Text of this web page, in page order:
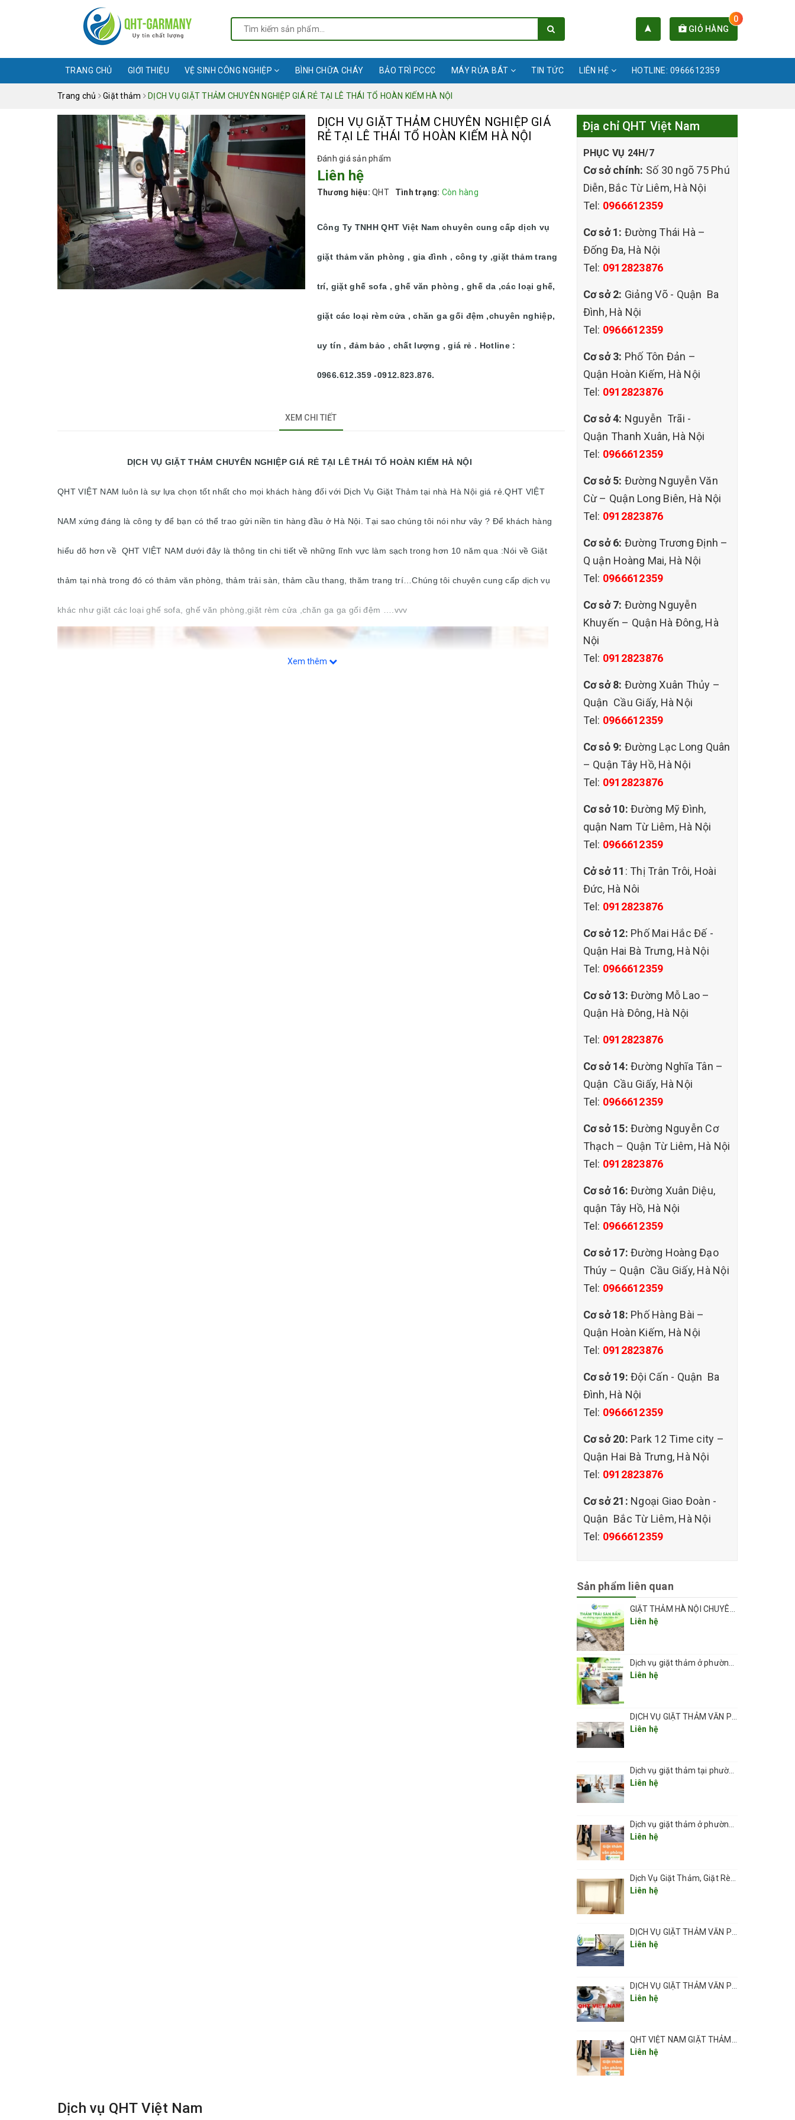
GIỎ HÀNG
0
TRANG CHỦ GIỚI THIỆU VỆ SINH CÔNG NGHIỆP BÌNH CHỮA CHÁY BẢO TRÌ PCCC MÁY RỬA BÁT TIN TỨC LIÊN HỆ HOTLINE: 0966612359
Trang chủ Giặt thảm DỊCH VỤ GIẶT THẢM CHUYÊN NGHIỆP GIÁ RẺ TẠI LÊ THÁI TỔ HOÀN KIẾM HÀ NỘI
DỊCH VỤ GIẶT THẢM CHUYÊN NGHIỆP GIÁ
RẺ TẠI LÊ THÁI TỔ HOÀN KIẾM HÀ NỘI
Đánh giá sản phẩm
Liên hệ
Thương hiệu: QHT Tình trạng: Còn hàng
Công Ty TNHH QHT Việt Nam chuyên cung cấp dịch vụ
giặt thảm văn phòng , gia đình , công ty ,giặt thảm trang
trí, giặt ghế sofa , ghế văn phòng , ghế da ,các loại ghế,
giặt các loại rèm cửa , chăn ga gối đệm ,chuyên nghiệp,
uy tín , đảm bảo , chất lượng , giá rẻ . Hotline :
0966.612.359 -0912.823.876.
XEM CHI TIẾT
DỊCH VỤ GIẶT THẢM CHUYÊN NGHIỆP GIÁ RẺ TẠI LÊ THÁI TỔ HOÀN KIẾM HÀ NỘI
QHT VIỆT NAM luôn là sự lựa chọn tốt nhất cho mọi khách hàng đối với Dịch Vụ Giặt Thảm tại nhà Hà Nội giá rẻ.QHT VIỆT
NAM xứng đáng là công ty để bạn có thể trao gửi niền tin hàng đầu ở Hà Nội. Tại sao chúng tôi nói như vây ? Để khách hàng
hiểu dõ hơn về QHT VIỆT NAM dưới đây là thông tin chi tiết về những lĩnh vực làm sạch trong hơn 10 năm qua :Nói về Giặt
thảm tại nhà trong đó có thảm văn phòng, thảm trải sàn, thảm cầu thang, thăm trang trí…Chúng tôi chuyên cung cấp dịch vụ
khác như giặt các loại ghế sofa, ghế văn phòng,giặt rèm cửa ,chăn ga ga gối đệm ….vvv
Xem thêm
Địa chỉ QHT Việt Nam
PHỤC VỤ 24H/7
Cơ sở chính: Số 30 ngõ 75 Phú
Diễn, Bắc Từ Liêm, Hà Nội
Tel: 0966612359
Cơ sở 1: Đường Thái Hà –
Đống Đa, Hà Nội
Tel: 0912823876
Cơ sở 2: Giảng Võ - Quận Ba
Đình, Hà Nội
Tel: 0966612359
Cơ sở 3: Phố Tôn Đản –
Quận Hoàn Kiếm, Hà Nội
Tel: 0912823876
Cơ sở 4: Nguyễn Trãi -
Quận Thanh Xuân, Hà Nội
Tel: 0966612359
Cơ sở 5: Đường Nguyễn Văn
Cừ – Quận Long Biên, Hà Nội
Tel: 0912823876
Cơ sở 6: Đường Trương Định –
Q uận Hoàng Mai, Hà Nội
Tel: 0966612359
Cơ sở 7: Đường Nguyễn
Khuyến – Quận Hà Đông, Hà
Nội
Tel: 0912823876
Cơ sở 8: Đường Xuân Thủy –
Quận Cầu Giấy, Hà Nội
Tel: 0966612359
Cơ sỏ 9: Đường Lạc Long Quân
– Quận Tây Hồ, Hà Nội
Tel: 0912823876
Cơ sở 10: Đường Mỹ Đình,
quận Nam Từ Liêm, Hà Nội
Tel: 0966612359
Cở sở 11 : Thị Trân Trôi, Hoài
Đức, Hà Nôi
Tel: 0912823876
Cơ sở 12: Phố Mai Hắc Đế -
Quận Hai Bà Trưng, Hà Nội
Tel: 0966612359
Cơ sở 13: Đường Mỗ Lao –
Quận Hà Đông, Hà Nội
Tel: 0912823876
Cơ sở 14: Đường Nghĩa Tân –
Quận Cầu Giấy, Hà Nội
Tel: 0966612359
Cơ sở 15: Đường Nguyễn Cơ
Thạch – Quận Từ Liêm, Hà Nội
Tel: 0912823876
Cơ sở 16: Đường Xuân Diệu,
quận Tây Hồ, Hà Nội
Tel: 0966612359
Cơ sở 17: Đường Hoàng Đạo
Thúy – Quận Cầu Giấy, Hà Nội
Tel: 0966612359
Cơ sở 18: Phố Hàng Bài –
Quận Hoàn Kiếm, Hà Nội
Tel: 0912823876
Cơ sở 19: Đội Cấn - Quận Ba
Đình, Hà Nội
Tel: 0966612359
Cơ sở 20: Park 12 Time city –
Quận Hai Bà Trưng, Hà Nội
Tel: 0912823876
Cơ sở 21: Ngoại Giao Đoàn -
Quận Bắc Từ Liêm, Hà Nội
Tel: 0966612359
Sản phẩm liên quan
Liên hệ
Liên hệ
Liên hệ
Dịch vụ giặt thảm tại phường Thanh Xuân 2026
Liên hệ
Liên hệ
Liên hệ
Liên hệ
Liên hệ
Liên hệ
Dịch vụ QHT Việt Nam